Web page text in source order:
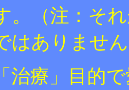
。（注：そ
はありませ
治療」目的